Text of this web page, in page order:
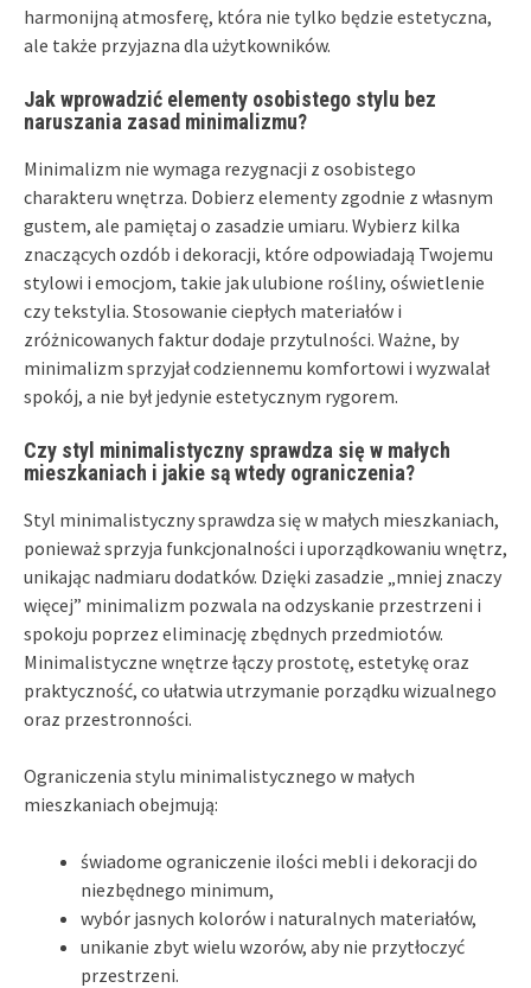
harmonijną atmosferę, która nie tylko będzie estetyczna,
ale także przyjazna dla użytkowników.
Jak wprowadzić elementy osobistego stylu bez
naruszania zasad minimalizmu?
Minimalizm nie wymaga rezygnacji z osobistego
charakteru wnętrza. Dobierz elementy zgodnie z własnym
gustem, ale pamiętaj o zasadzie umiaru. Wybierz kilka
znaczących ozdób i dekoracji, które odpowiadają Twojemu
stylowi i emocjom, takie jak ulubione rośliny, oświetlenie
czy tekstylia. Stosowanie ciepłych materiałów i
zróżnicowanych faktur dodaje przytulności. Ważne, by
minimalizm sprzyjał codziennemu komfortowi i wyzwalał
spokój, a nie był jedynie estetycznym rygorem.
Czy styl minimalistyczny sprawdza się w małych
mieszkaniach i jakie są wtedy ograniczenia?
Styl minimalistyczny sprawdza się w małych mieszkaniach,
ponieważ sprzyja funkcjonalności i uporządkowaniu wnętrz,
unikając nadmiaru dodatków. Dzięki zasadzie „mniej znaczy
więcej” minimalizm pozwala na odzyskanie przestrzeni i
spokoju poprzez eliminację zbędnych przedmiotów.
Minimalistyczne wnętrze łączy prostotę, estetykę oraz
praktyczność, co ułatwia utrzymanie porządku wizualnego
oraz przestronności.
Ograniczenia stylu minimalistycznego w małych
mieszkaniach obejmują:
świadome ograniczenie ilości mebli i dekoracji do
niezbędnego minimum,
wybór jasnych kolorów i naturalnych materiałów,
unikanie zbyt wielu wzorów, aby nie przytłoczyć
przestrzeni.